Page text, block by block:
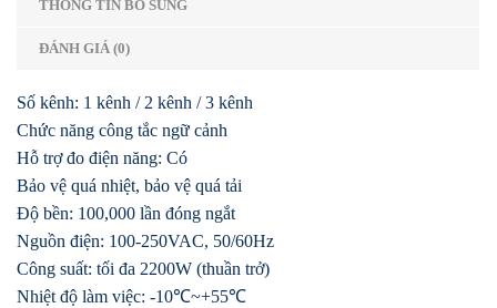
THÔNG TIN BỔ SUNG
ĐÁNH GIÁ (0)
Số kênh: 1 kênh / 2 kênh / 3 kênh
Chức năng công tắc ngữ cảnh
Hỗ trợ đo điện năng: Có
Bảo vệ quá nhiệt, bảo vệ quá tải
Độ bền: 100,000 lần đóng ngắt
Nguồn điện: 100-250VAC, 50/60Hz
Công suất: tối đa 2200W (thuần trở)
Nhiệt độ làm việc: -10℃~+55℃